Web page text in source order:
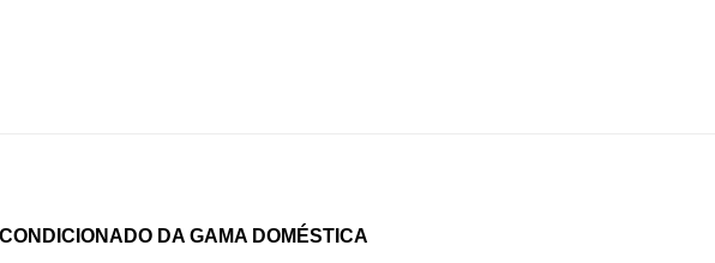
DA GAMA DOMÉSTICA